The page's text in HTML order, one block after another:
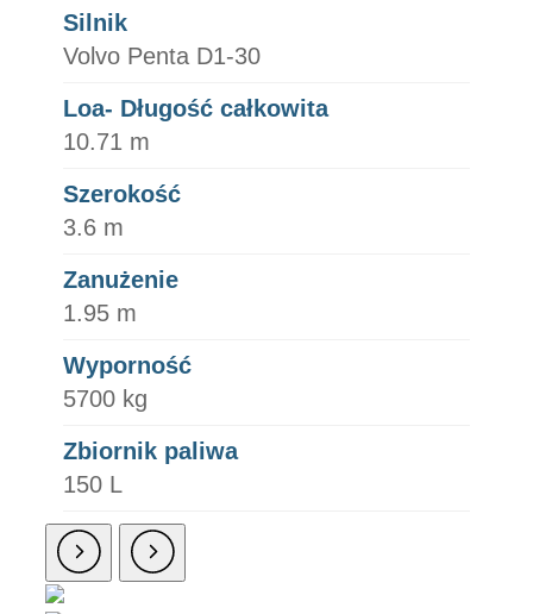
Silnik
Volvo Penta D1-30
Loa- Długość całkowita
10.71 m
Szerokość
3.6 m
Zanużenie
1.95 m
Wyporność
5700 kg
Zbiornik paliwa
150 L